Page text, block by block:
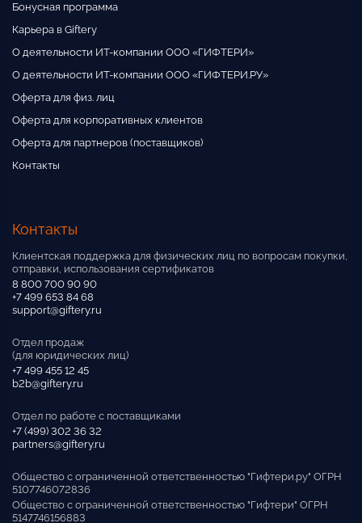
Бонусная программа
Карьера в Giftery
О деятельности ИТ-компании ООО «ГИФТЕРИ»
О деятельности ИТ-компании ООО «ГИФТЕРИ.РУ»
Оферта для физ. лиц
Оферта для корпоративных клиентов
Оферта для партнеров (поставщиков)
Контакты
Контакты
Клиентская поддержка для физических лиц по вопросам покупки,
отправки, использования сертификатов
8 800 700 90 90
+7 499 653 84 68
support@giftery.ru
Отдел продаж
(для юридических лиц)
+7 499 455 12 45
b2b@giftery.ru
Отдел по работе с поставщиками
+7 (499) 302 36 32
partners@giftery.ru
Общество с ограниченной ответственностью "Гифтери.ру" ОГРН
5107746072836
Общество с ограниченной ответственностью "Гифтери" ОГРН
5147746156883